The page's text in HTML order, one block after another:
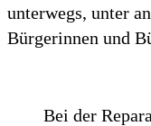
unterwegs, unter
Bürgerinnen und
Bei der